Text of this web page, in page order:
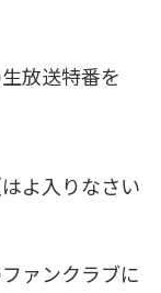
放送特番を
よ入りなさい
ァンクラブに